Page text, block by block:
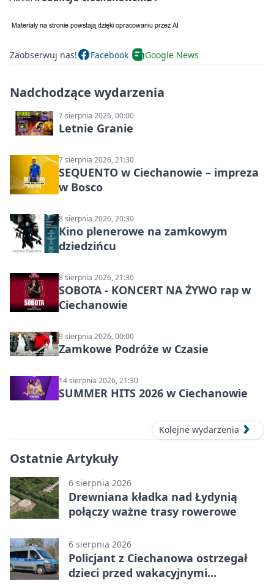
Zaobserwuj nas! Facebook Google News
Nadchodzące wydarzenia
7 sierpnia 2026, 00:00
Letnie Granie
7 sierpnia 2026, 21:30
SEQUENTO w Ciechanowie – impreza
w Bosco
8 sierpnia 2026, 20:30
Kino plenerowe na zamkowym
dziedzińcu
8 sierpnia 2026, 21:30
SOBOTA - KONCERT NA ŻYWO rap w
Ciechanowie
9 sierpnia 2026, 00:00
Zamkowe Podróże w Czasie
14 sierpnia 2026, 21:30
SUMMER HITS 2026 w Ciechanowie
Kolejne wydarzenia
Ostatnie Artykuły
6 sierpnia 2026
Drewniana kładka nad Łydynią
połączy ważne trasy rowerowe
6 sierpnia 2026
Policjant z Ciechanowa ostrzegał
dzieci przed wakacyjnymi